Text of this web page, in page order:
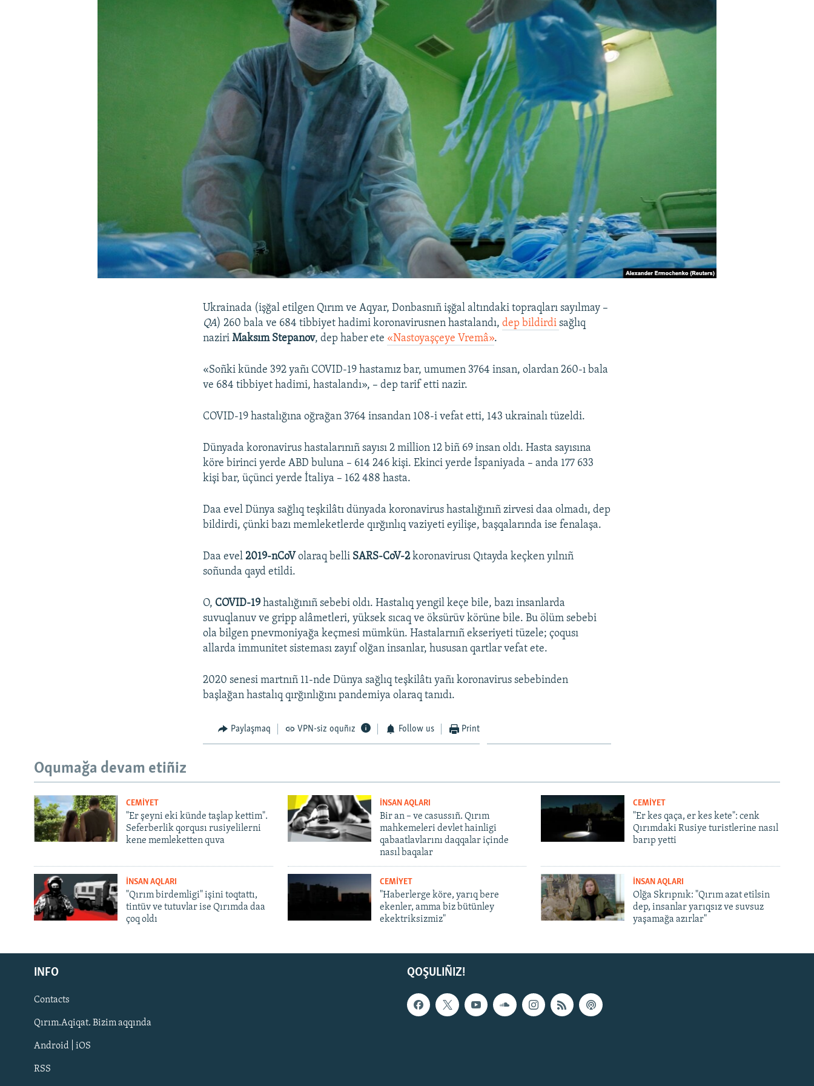
Русский
Українською
QOŞULIÑIZ!
Ukrainada (işğal etilgen Qırım ve Aqyar, Donbasnıñ işğal altındaki topraqları sayılmay –
QA) 260 bala ve 684 tibbiyet hadimi koronavirusnen hastalandı,dep bildirdisağlıq
naziriMaksım Stepanov, dep haber ete «Nastoyaşçeye Vremâ».
«Soñki künde 392 yañı COVID-19 hastamız bar, umumen 3764 insan, olardan 260-ı bala
ve 684 tibbiyet hadimi, hastalandı», – dep tarif etti nazir.
COVID-19 hastalığına oğrağan 3764 insandan 108-i vefat etti, 143 ukrainalı tüzeldi.
Dünyada koronavirus hastalarınıñ sayısı 2 million 12 biñ 69 insan oldı. Hasta sayısına
köre birinci yerde ABD buluna – 614 246 kişi. Ekinci yerde İspaniyada – anda 177 633
kişi bar, üçünci yerde İtaliya – 162 488 hasta.
Daa evel Dünya sağlıq teşkilâtı dünyada koronavirus hastalığınıñ zirvesi daa olmadı, dep
bildirdi, çünki bazı memleketlerde qırğınlıq vaziyeti eyilişe, başqalarında ise fenalaşa.
Daa evel2019-nCoVolaraq belli SARS-CoV-2koronavirusı Qıtayda keçken yılnıñ
soñunda qayd etildi.
O, COVID-19 hastalığınıñ sebebi oldı. Hastalıq yengil keçe bile, bazı insanlarda
suvuqlanuv ve gripp alâmetleri, yüksek sıcaq ve öksürüv körüne bile. Bu ölüm sebebi
ola bilgen pnevmoniyağa keçmesi mümkün. Hastalarnıñ ekseriyeti tüzele; çoqusı
allarda immunitet sisteması zayıf olğan insanlar, hususan qartlar vefat ete.
2020 senesi martnıñ 11-nde Dünya sağlıq teşkilâtı yañı koronavirus sebebinden
başlağan hastalıq qırğınlığını pandemiya olaraq tanıdı.
Paylaşmaq VPN-siz oquñız Follow us Print
Oqumağa devam etiñiz
CEMİYET
"Er şeyni eki künde taşlap kettim".
Seferberlik qorqusı rusiyelilerni
kene memleketten quva
İNSAN AQLARI
Bir an – ve casussıñ. Qırım
mahkemeleri devlet hainligi
qabaatlavlarını daqqalar içinde
nasıl baqalar
CEMİYET
"Er kes qaça, er kes kete": cenk
Qırımdaki Rusiye turistlerine nasıl
barıp yetti
İNSAN AQLARI
"Qırım birdemligi" işini toqtattı,
tintüv ve tutuvlar ise Qırımda daa
çoq oldı
CEMİYET
"Haberlerge köre, yarıq bere
ekenler, amma biz bütünley
ekektriksizmiz"
İNSAN AQLARI
Olğa Skrıpnık: "Qırım azat etilsin
dep, insanlar yarıqsız ve suvsuz
yaşamağa azırlar"
QOŞULIÑIZ!
INFO
Contacts
Qırım.Aqiqat. Bizim aqqında
Android | iOS
RSS